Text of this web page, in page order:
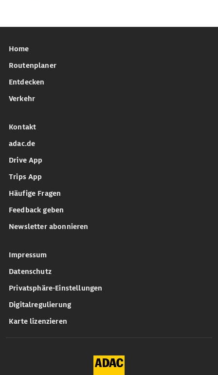
Home
Routenplaner
Entdecken
Verkehr
Kontakt
adac.de
Drive App
Trips App
Häufige Fragen
Feedback geben
Newsletter abonnieren
Impressum
Datenschutz
Privatsphäre-Einstellungen
Digitalregulierung
Karte lizenzieren